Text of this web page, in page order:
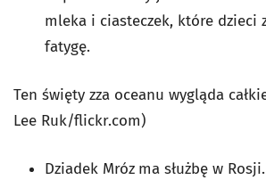
mleka i ciasteczek, które dzieci
fatygę.
Ten święty zza oceanu wygląda
Lee Ruk/flickr.com)
Dziadek Mróz ma służbę w